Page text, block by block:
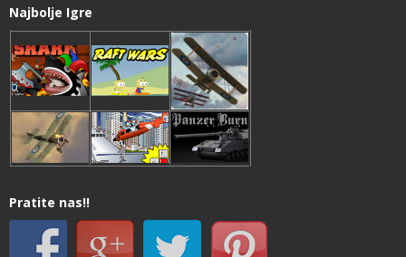
Najbolje Igre
Pratite nas!!